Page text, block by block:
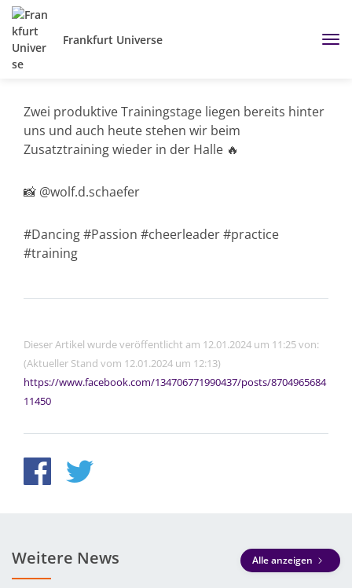
Frankfurt Universe
Zwei produktive Trainingstage liegen bereits hinter
uns und auch heute stehen wir beim
Zusatztraining wieder in der Halle 🔥
📸 @wolf.d.schaefer
#Dancing #Passion #cheerleader #practice
#training
Dieser Artikel wurde veröffentlicht am 12.01.2024 um 11:25 von:
(Aktueller Stand vom 12.01.2024 um 12:13)
https://www.facebook.com/134706771990437/posts/8704965684
11450
Weitere News Alle anzeigen